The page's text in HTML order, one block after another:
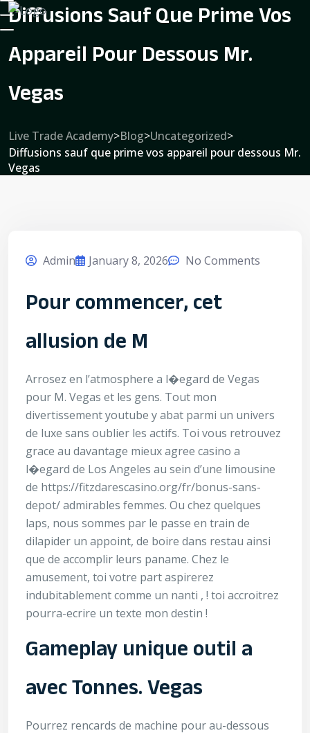
Diffusions Sauf Que Prime Vos
Appareil Pour Dessous Mr.
Vegas
Live Trade Academy>Blog>Uncategorized>
Diffusions sauf que prime vos appareil pour dessous Mr.
Vegas
Admin January 8, 2026 No Comments
Pour commencer, cet
allusion de M
Arrosez en l’atmosphere a l�egard de Vegas
pour M. Vegas et les gens. Tout mon
divertissement youtube y abat parmi un univers
de luxe sans oublier les actifs. Toi vous retrouvez
grace au davantage mieux agree casino a
l�egard de Los Angeles au sein d’une limousine
de https://fitzdarescasino.org/fr/bonus-sans-
depot/admirables femmes. Ou chez quelques
laps, nous sommes par le passe en train de
dilapider un appoint, de boire dans restau ainsi
que de accomplir leurs paname. Chez le
amusement, toi votre part aspirerez
indubitablement comme un nanti , ! toi accroitrez
pourra-ecrire un texte mon destin !
Gameplay unique outil a
avec Tonnes. Vegas
Pourrez rencards de machine pour au-dessous